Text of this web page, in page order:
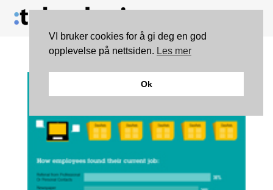
VI bruker cookies for å gi deg en god
opplevelse på nettsiden. Les mer
Ok